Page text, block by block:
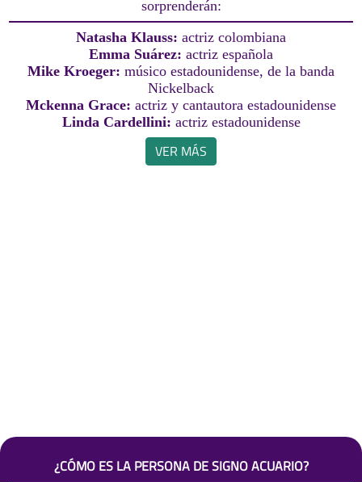
sorprenderán:
Natasha Klauss: actriz colombiana
Emma Suárez: actriz española
Mike Kroeger: músico estadounidense, de la banda
Nickelback
Mckenna Grace: actriz y cantautora estadounidense
Linda Cardellini: actriz estadounidense
VER MÁS
¿CÓMO ES LA PERSONA DE SIGNO ACUARIO?